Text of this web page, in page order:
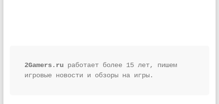
перевод
на
2Gamers.ru работает более 15 лет, пишем
игровые новости и обзоры на игры.